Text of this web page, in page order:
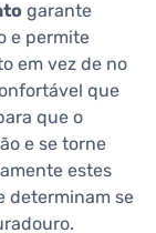
garante
e permite
em vez de no
que
que o
e se torne
estes
determinam se